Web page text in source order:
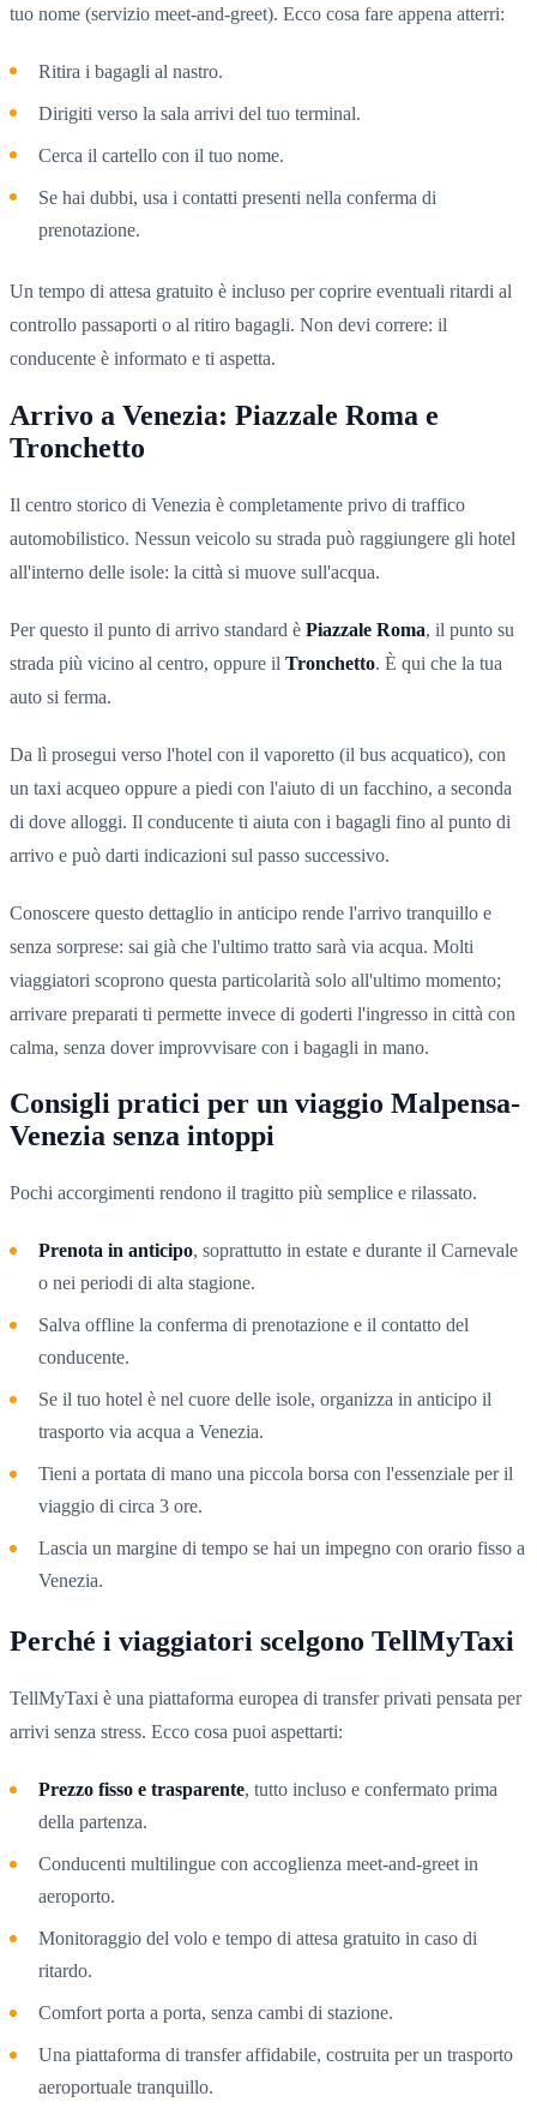
tuo nome (servizio meet-and-greet). Ecco cosa fare appena atterri:
Ritira i bagagli al nastro.
Dirigiti verso la sala arrivi del tuo terminal.
Cerca il cartello con il tuo nome.
Se hai dubbi, usa i contatti presenti nella conferma di
prenotazione.
Un tempo di attesa gratuito è incluso per coprire eventuali ritardi al
controllo passaporti o al ritiro bagagli. Non devi correre: il
conducente è informato e ti aspetta.
Arrivo a Venezia: Piazzale Roma e
Tronchetto
Il centro storico di Venezia è completamente privo di traffico
automobilistico. Nessun veicolo su strada può raggiungere gli hotel
all'interno delle isole: la città si muove sull'acqua.
Per questo il punto di arrivo standard è Piazzale Roma, il punto su
strada più vicino al centro, oppure il Tronchetto. È qui che la tua
auto si ferma.
Da lì prosegui verso l'hotel con il vaporetto (il bus acquatico), con
un taxi acqueo oppure a piedi con l'aiuto di un facchino, a seconda
di dove alloggi. Il conducente ti aiuta con i bagagli fino al punto di
arrivo e può darti indicazioni sul passo successivo.
Conoscere questo dettaglio in anticipo rende l'arrivo tranquillo e
senza sorprese: sai già che l'ultimo tratto sarà via acqua. Molti
viaggiatori scoprono questa particolarità solo all'ultimo momento;
arrivare preparati ti permette invece di goderti l'ingresso in città con
calma, senza dover improvvisare con i bagagli in mano.
Consigli pratici per un viaggio Malpensa-
Venezia senza intoppi
Pochi accorgimenti rendono il tragitto più semplice e rilassato.
Prenota in anticipo, soprattutto in estate e durante il Carnevale
o nei periodi di alta stagione.
Salva offline la conferma di prenotazione e il contatto del
conducente.
Se il tuo hotel è nel cuore delle isole, organizza in anticipo il
trasporto via acqua a Venezia.
Tieni a portata di mano una piccola borsa con l'essenziale per il
viaggio di circa 3 ore.
Lascia un margine di tempo se hai un impegno con orario fisso a
Venezia.
Perché i viaggiatori scelgono TellMyTaxi
TellMyTaxi è una piattaforma europea di transfer privati pensata per
arrivi senza stress. Ecco cosa puoi aspettarti:
Prezzo fisso e trasparente, tutto incluso e confermato prima
della partenza.
Conducenti multilingue con accoglienza meet-and-greet in
aeroporto.
Monitoraggio del volo e tempo di attesa gratuito in caso di
ritardo.
Comfort porta a porta, senza cambi di stazione.
Una piattaforma di transfer affidabile, costruita per un trasporto
aeroportuale tranquillo.